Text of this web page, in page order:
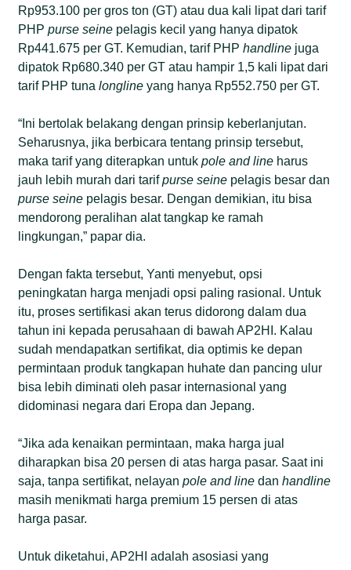
Rp953.100 per gros ton (GT) atau dua kali lipat dari tarif
PHPpurse seine pelagis kecil yang hanya dipatok
Rp441.675 per GT. Kemudian, tarif PHPhandline juga
dipatok Rp680.340 per GT atau hampir 1,5 kali lipat dari
tarif PHP tunalongline yang hanya Rp552.750 per GT.
“Ini bertolak belakang dengan prinsip keberlanjutan.
Seharusnya, jika berbicara tentang prinsip tersebut,
maka tarif yang diterapkan untukpole and line harus
jauh lebih murah dari tarifpurse seine pelagis besar dan
purse seine pelagis besar. Dengan demikian, itu bisa
mendorong peralihan alat tangkap ke ramah
lingkungan,” papar dia.
Dengan fakta tersebut, Yanti menyebut, opsi
peningkatan harga menjadi opsi paling rasional. Untuk
itu, proses sertifikasi akan terus didorong dalam dua
tahun ini kepada perusahaan di bawah AP2HI. Kalau
sudah mendapatkan sertifikat, dia optimis ke depan
permintaan produk tangkapan huhate dan pancing ulur
bisa lebih diminati oleh pasar internasional yang
didominasi negara dari Eropa dan Jepang.
“Jika ada kenaikan permintaan, maka harga jual
diharapkan bisa 20 persen di atas harga pasar. Saat ini
saja, tanpa sertifikat, nelayanpole and line danhandline
masih menikmati harga premium 15 persen di atas
harga pasar.
Untuk diketahui, AP2HI adalah asosiasi yang